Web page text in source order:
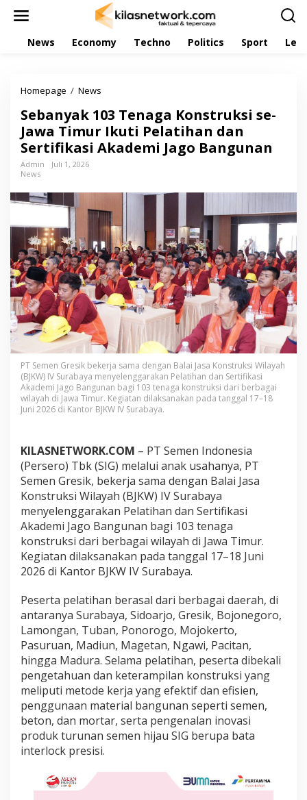
News Economy Techno Politics Sport
Homepage / News
b
a
n
y
3
T
e
n
a
g
a
K
n
s
t
r
u
k
s
i
-
J
a
w
a
T
i
m
u
r
I
u
t
i
P
e
t
i
h
a
n
d
a
Sebanyak 103 Tenaga Konstruksi se-
Jawa Timur Ikuti Pelatihan dan
Sertifikasi Akademi Jago Bangunan
Admin
Juli 1, 2026
News
PT Semen Gresik bekerja sama dengan Balai Jasa Konstruksi Wilayah
(BJKW) IV Surabaya menyelenggarakan Pelatihan dan Sertifikasi
Akademi Jago Bangunan bagi 103 tenaga konstruksi dari berbagai
wilayah di Jawa Timur. Kegiatan dilaksanakan pada tanggal 17–18
Juni 2026 di Kantor BJKW IV Surabaya.
KILASNETWORK.COM – PT Semen Indonesia
(Persero) Tbk (SIG) melalui anak usahanya, PT
Semen Gresik, bekerja sama dengan Balai Jasa
Konstruksi Wilayah (BJKW) IV Surabaya
menyelenggarakan Pelatihan dan Sertifikasi
Akademi Jago Bangunan bagi 103 tenaga
konstruksi dari berbagai wilayah di Jawa Timur.
Kegiatan dilaksanakan pada tanggal 17–18 Juni
2026 di Kantor BJKW IV Surabaya.
Peserta pelatihan berasal dari berbagai daerah, di
antaranya Surabaya, Sidoarjo, Gresik, Bojonegoro,
Lamongan, Tuban, Ponorogo, Mojokerto,
Pasuruan, Madiun, Magetan, Ngawi, Pacitan,
hingga Madura. Selama pelatihan, peserta dibekali
pengetahuan dan keterampilan konstruksi yang
meliputi metode kerja yang efektif dan efisien,
penggunaan material bangunan seperti semen,
beton, dan mortar, serta pengenalan inovasi
produk turunan semen hijau SIG berupa bata
interlock presisi.